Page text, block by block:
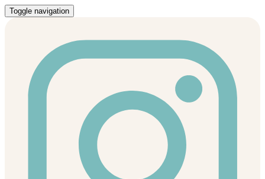
Toggle navigation